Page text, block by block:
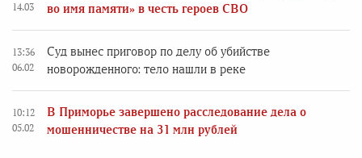
14.03
во имя памяти» в честь героев СВО
13:36
06.02
Суд вынес приговор по делу об убийстве
новорожденного: тело нашли в реке
10:12
05.02
В Приморье завершено расследование дела о
мошенничестве на 31 млн рублей